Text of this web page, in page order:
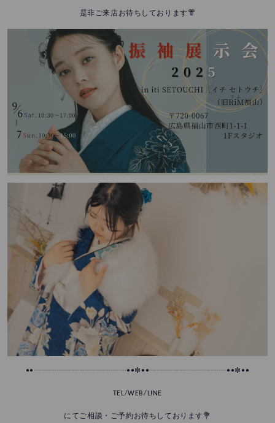
是非ご来店お待ちしております👘
••┈┈┈┈┈┈┈┈┈┈┈┈••✼••┈┈┈┈┈┈┈┈┈┈••✼••
TEL/WEB/LINE
にてご相談・ご予約お待ちしております💐